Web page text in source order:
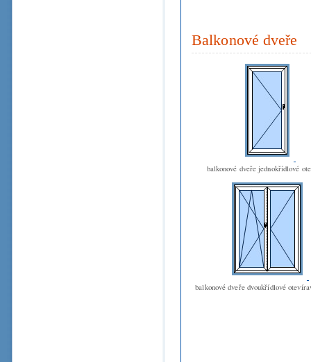
Balkonové dveře
balkonové dveře jednokřídlové
balkonové dveře dvoukřídlové